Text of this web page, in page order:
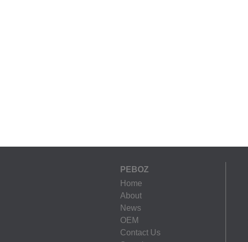
PEBOZ
Home
About
News
OEM
Contact Us